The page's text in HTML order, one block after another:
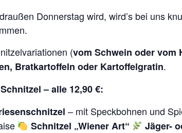
Donnerstag wird, wird’s bei uns
(vom Schwein oder vom
Bratkartoffeln oder Kartoffelgratin.
– alle 12,90 €:
– mit Speckbohnen und
Schnitzel „Wiener Art“ Jäger-